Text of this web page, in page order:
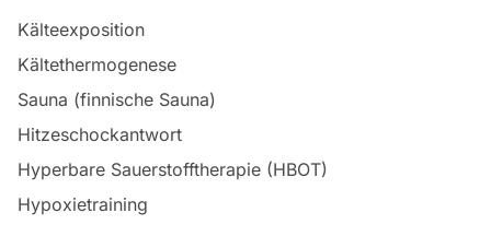
Kälteexposition
Kältethermogenese
Sauna (finnische Sauna)
Hitzeschockantwort
Hyperbare Sauerstofftherapie (HBOT)
Hypoxietraining